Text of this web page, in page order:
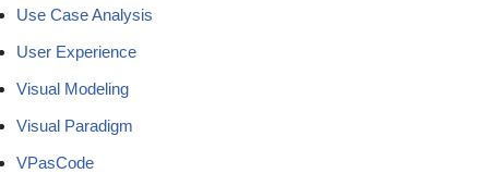
Use Case Analysis
User Experience
Visual Modeling
Visual Paradigm
VPasCode